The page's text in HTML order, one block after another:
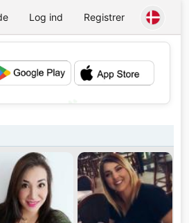
Log ind Registrer